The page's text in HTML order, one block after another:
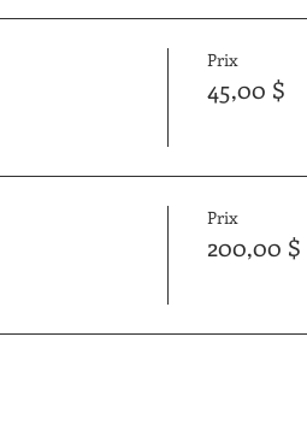
Prix
45,00 $
Prix
200,00 $